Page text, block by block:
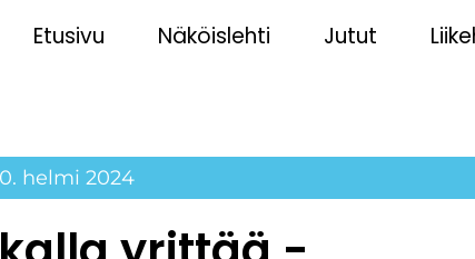
Etusivu Näköislehti Jutut
helmi 2024